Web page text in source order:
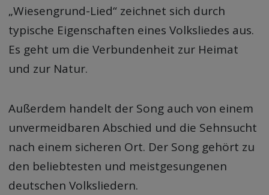
„Wiesengrund-Lied“ zeichnet sich durch
typische Eigenschaften eines Volksliedes aus.
Es geht um die Verbundenheit zur Heimat
und zur Natur.
Außerdem handelt der Song auch von einem
unvermeidbaren Abschied und die Sehnsucht
nach einem sicheren Ort. Der Song gehört zu
den beliebtesten und meistgesungenen
deutschen Volksliedern.